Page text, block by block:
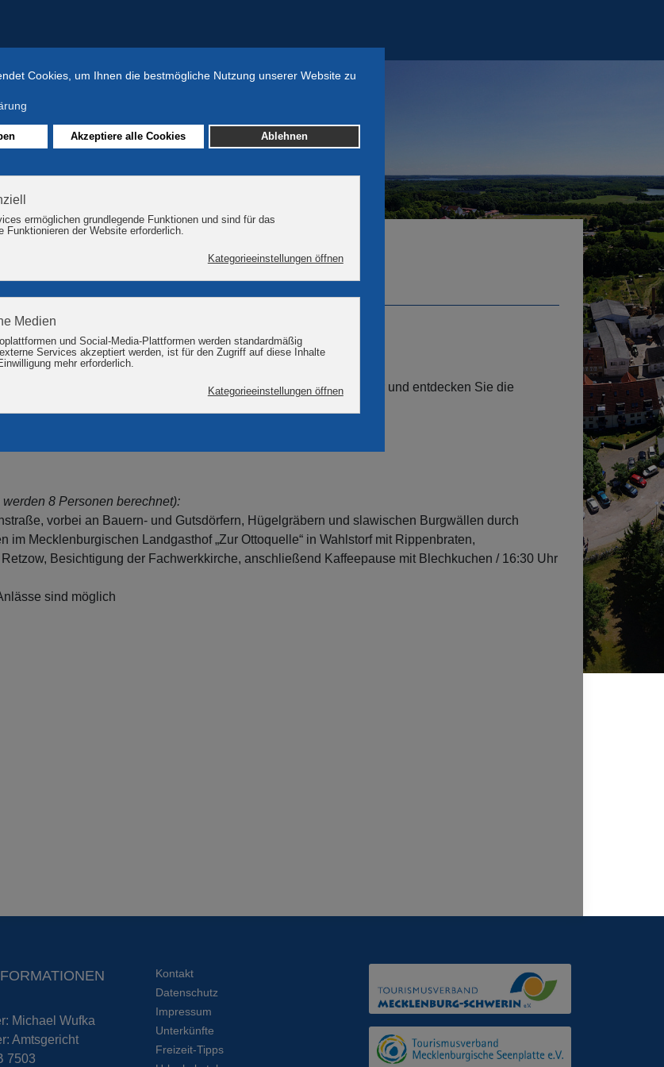
am Plauer See
der Lehm- und Backsteinstraße abseits von Trubel und Verkehr und entdecken Sie die
ganz anderen Perspektive.
8 Personen berechnet):
vorbei an Bauern- und Gutsdörfern, Hügelgräbern und slawischen Burgwällen durch
Mecklenburgischen Landgasthof „Zur Ottoquelle“ in Wahlstorf mit Rippenbraten,
Besichtigung der Fachwerkkirche, anschließend Kaffeepause mit Blechkuchen / 16:30 Uhr
sind möglich
Michael Wufka
Amtsgericht
7503
Kontakt
Datenschutz
Impressum
Unterkünfte
Freizeit-Tipps